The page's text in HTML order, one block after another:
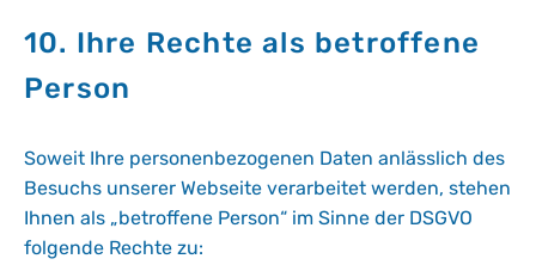
10. Ihre Rechte als betroffene
Person
Soweit Ihre personenbezogenen Daten anlässlich des
Besuchs unserer Webseite verarbeitet werden, stehen
Ihnen als „betroffene Person“ im Sinne der DSGVO
folgende Rechte zu: